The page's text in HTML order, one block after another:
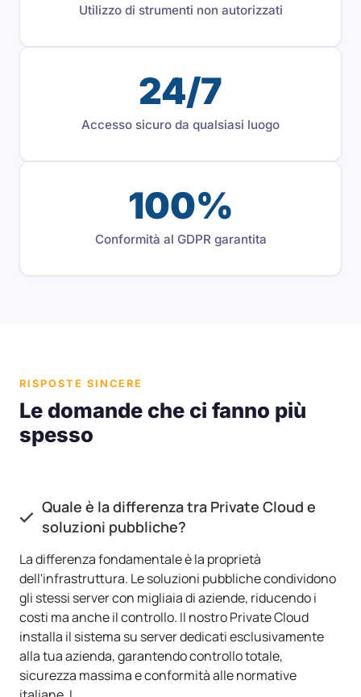
Utilizzo di strumenti non autorizzati
24/7
Accesso sicuro da qualsiasi luogo
100%
Conformità al GDPR garantita
RISPOSTE SINCERE
Le domande che ci fanno più
spesso
Quale è la differenza tra Private Cloud e
soluzioni pubbliche?
La differenza fondamentale è la proprietà
dell'infrastruttura. Le soluzioni pubbliche condividono
gli stessi server con migliaia di aziende, riducendo i
costi ma anche il controllo. Il nostro Private Cloud
installa il sistema su server dedicati esclusivamente
alla tua azienda, garantendo controllo totale,
sicurezza massima e conformità alle normative